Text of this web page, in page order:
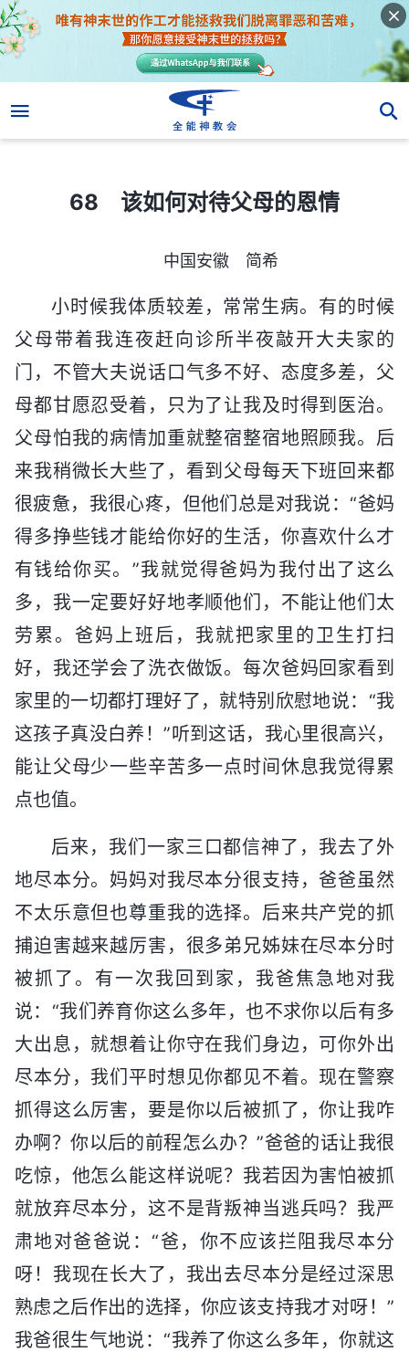
68 该如何对待父母的恩情
68 该如何对待父母的恩情
中国安徽 简希
小时候我体质较差，常常生病。有的时候
父母带着我连夜赶向诊所半夜敲开大夫家的
门，不管大夫说话口气多不好、态度多差，父
母都甘愿忍受着，只为了让我及时得到医治。
父母怕我的病情加重就整宿整宿地照顾我。后
来我稍微长大些了，看到父母每天下班回来都
很疲惫，我很心疼，但他们总是对我说：“爸妈
得多挣些钱才能给你好的生活，你喜欢什么才
有钱给你买。”我就觉得爸妈为我付出了这么
多，我一定要好好地孝顺他们，不能让他们太
劳累。爸妈上班后，我就把家里的卫生打扫
好，我还学会了洗衣做饭。每次爸妈回家看到
家里的一切都打理好了，就特别欣慰地说：“我
这孩子真没白养！”听到这话，我心里很高兴，
能让父母少一些辛苦多一点时间休息我觉得累
点也值。
后来，我们一家三口都信神了，我去了外
地尽本分。妈妈对我尽本分很支持，爸爸虽然
不太乐意但也尊重我的选择。后来共产党的抓
捕迫害越来越厉害，很多弟兄姊妹在尽本分时
被抓了。有一次我回到家，我爸焦急地对我
说：“我们养育你这么多年，也不求你以后有多
大出息，就想着让你守在我们身边，可你外出
尽本分，我们平时想见你都见不着。现在警察
抓得这么厉害，要是你以后被抓了，你让我咋
办啊？你以后的前程怎么办？”爸爸的话让我很
吃惊，他怎么能这样说呢？我若因为害怕被抓
就放弃尽本分，这不是背叛神当逃兵吗？我严
肃地对爸爸说：“爸，你不应该拦阻我尽本分
呀！我现在长大了，我出去尽本分是经过深思
熟虑之后作出的选择，你应该支持我才对呀！”
我爸很生气地说：“我养了你这么多年，你就这